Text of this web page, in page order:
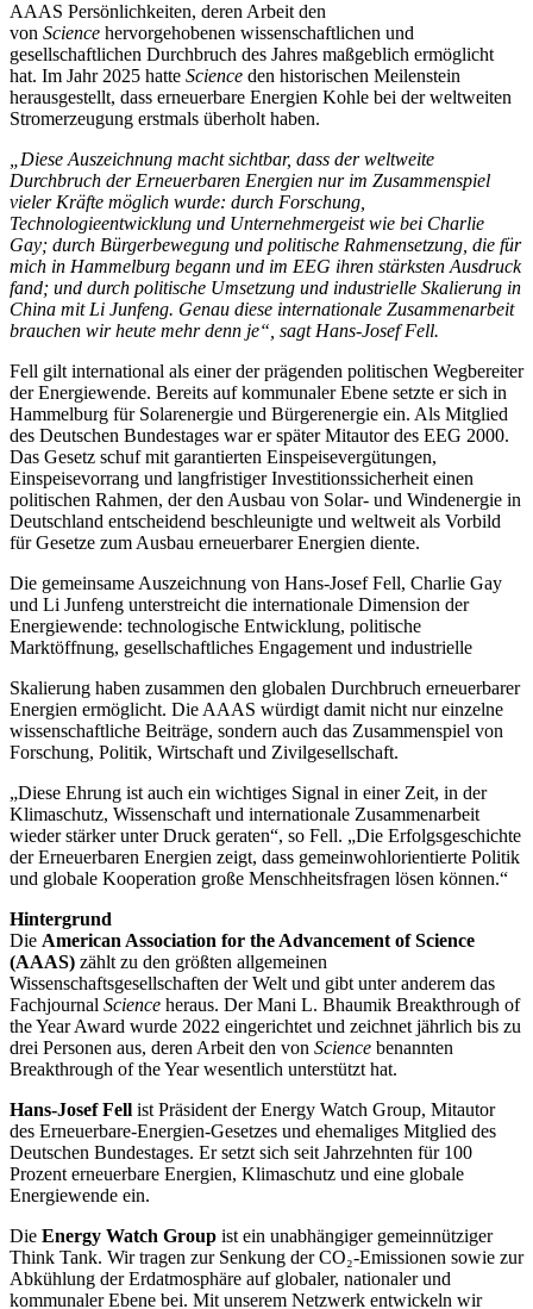
AAAS Persönlichkeiten, deren Arbeit den
von Science hervorgehobenen wissenschaftlichen und
gesellschaftlichen Durchbruch des Jahres maßgeblich ermöglicht
hat. Im Jahr 2025 hatte Science den historischen Meilenstein
herausgestellt, dass erneuerbare Energien Kohle bei der weltweiten
Stromerzeugung erstmals überholt haben.
„Diese Auszeichnung macht sichtbar, dass der weltweite
Durchbruch der Erneuerbaren Energien nur im Zusammenspiel
vieler Kräfte möglich wurde: durch Forschung,
Technologieentwicklung und Unternehmergeist wie bei Charlie
Gay; durch Bürgerbewegung und politische Rahmensetzung, die für
mich in Hammelburg begann und im EEG ihren stärksten Ausdruck
fand; und durch politische Umsetzung und industrielle Skalierung in
China mit Li Junfeng. Genau diese internationale Zusammenarbeit
brauchen wir heute mehr denn je“, sagt Hans-Josef Fell.
Fell gilt international als einer der prägenden politischen Wegbereiter
der Energiewende. Bereits auf kommunaler Ebene setzte er sich in
Hammelburg für Solarenergie und Bürgerenergie ein. Als Mitglied
des Deutschen Bundestages war er später Mitautor des EEG 2000.
Das Gesetz schuf mit garantierten Einspeisevergütungen,
Einspeisevorrang und langfristiger Investitionssicherheit einen
politischen Rahmen, der den Ausbau von Solar- und Windenergie in
Deutschland entscheidend beschleunigte und weltweit als Vorbild
für Gesetze zum Ausbau erneuerbarer Energien diente.
Die gemeinsame Auszeichnung von Hans-Josef Fell, Charlie Gay
und Li Junfeng unterstreicht die internationale Dimension der
Energiewende: technologische Entwicklung, politische
Marktöffnung, gesellschaftliches Engagement und industrielle
Skalierung haben zusammen den globalen Durchbruch erneuerbarer
Energien ermöglicht. Die AAAS würdigt damit nicht nur einzelne
wissenschaftliche Beiträge, sondern auch das Zusammenspiel von
Forschung, Politik, Wirtschaft und Zivilgesellschaft.
„Diese Ehrung ist auch ein wichtiges Signal in einer Zeit, in der
Klimaschutz, Wissenschaft und internationale Zusammenarbeit
wieder stärker unter Druck geraten“, so Fell. „Die Erfolgsgeschichte
der Erneuerbaren Energien zeigt, dass gemeinwohlorientierte Politik
und globale Kooperation große Menschheitsfragen lösen können.“
Hintergrund
Die American Association for the Advancement of Science
(AAAS) zählt zu den größten allgemeinen
Wissenschaftsgesellschaften der Welt und gibt unter anderem das
Fachjournal Science heraus. Der Mani L. Bhaumik Breakthrough of
the Year Award wurde 2022 eingerichtet und zeichnet jährlich bis zu
drei Personen aus, deren Arbeit den von Science benannten
Breakthrough of the Year wesentlich unterstützt hat.
Hans-Josef Fell ist Präsident der Energy Watch Group, Mitautor
des Erneuerbare-Energien-Gesetzes und ehemaliges Mitglied des
Deutschen Bundestages. Er setzt sich seit Jahrzehnten für 100
Prozent erneuerbare Energien, Klimaschutz und eine globale
Energiewende ein.
Die Energy Watch Group ist ein unabhängiger gemeinnütziger
Think Tank. Wir tragen zur Senkung der CO₂-Emissionen sowie zur
Abkühlung der Erdatmosphäre auf globaler, nationaler und
kommunaler Ebene bei. Mit unserem Netzwerk entwickeln wir